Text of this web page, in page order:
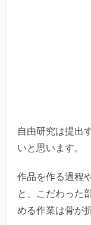
自由研究は提出
いと思います。
作品を作る過程
と、こだわった
める作業は骨が